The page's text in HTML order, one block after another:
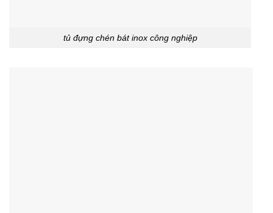
tủ đựng chén bát inox công nghiệp